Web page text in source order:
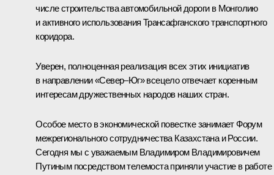
числе строительства автомобильной дороги в Монголию
и активного использования Трансафганского транспортного
коридора.
Уверен, полноценная реализация всех этих инициатив
в направлении «Север–Юг» всецело отвечает коренным
интересам дружественных народов наших стран.
Особое место в экономической повестке занимает Форум
межрегионального сотрудничества Казахстана и России.
Сегодня мы с уважаемым Владимиром Владимировичем
Путиным посредством телемоста приняли участие в работе